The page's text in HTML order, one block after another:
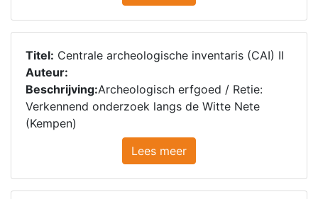
Titel: Centrale archeologische inventaris (CAI) II
Auteur:
Beschrijving:Archeologisch erfgoed / Retie:
Verkennend onderzoek langs de Witte Nete
(Kempen)
Lees meer